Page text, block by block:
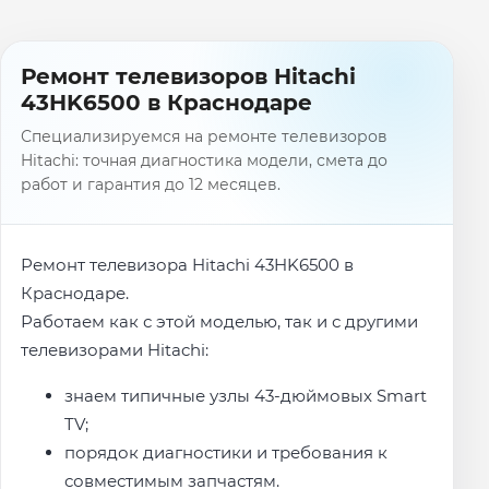
Ремонт телевизоров Hitachi
43HK6500 в Краснодаре
Специализируемся на ремонте телевизоров
Hitachi: точная диагностика модели, смета до
работ и гарантия до 12 месяцев.
Ремонт телевизора Hitachi 43HK6500 в
Краснодаре.
Работаем как с этой моделью, так и с другими
телевизорами Hitachi:
знаем типичные узлы 43-дюймовых Smart
TV;
порядок диагностики и требования к
совместимым запчастям.